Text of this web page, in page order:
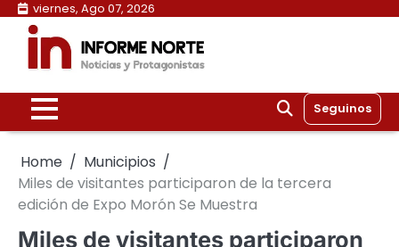
Skip
content
viernes, Ago 07, 2026
Seguinos
Home
Municipios
Miles de visitantes participaron de la tercera
edición de Expo Morón Se Muestra
Miles de visitantes participaron